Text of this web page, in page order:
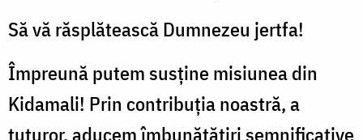
Să vă răsplătească Dumnezeu jertfa!
Împreună putem susține misiunea din
Kidamali! Prin contribuția noastră, a
tuturor, aducem îmbunătățiri semnificative